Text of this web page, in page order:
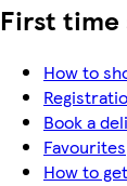
First time
How to
Book a
Favourites
How to